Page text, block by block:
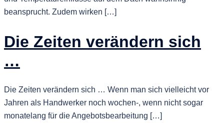
beansprucht. Zudem wirken […]
Die Zeiten verändern sich
…
Die Zeiten verändern sich … Wenn man sich vielleicht vor
Jahren als Handwerker noch wochen-, wenn nicht sogar
monatelang für die Angebotsbearbeitung […]